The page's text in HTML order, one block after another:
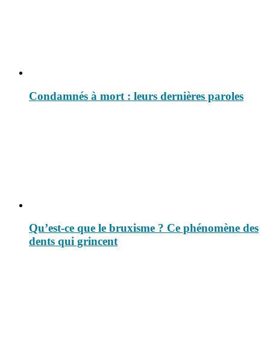
Condamnés à mort : leurs dernières paroles
Qu’est-ce que le bruxisme ? Ce phénomène des
dents qui grincent